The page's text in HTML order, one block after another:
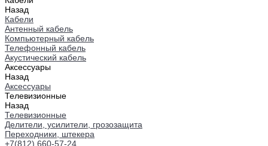
Назад
Кабели
Антенный кабель
Компьютерный кабель
Телефонный кабель
Акустический кабель
Аксессуары
Назад
Аксессуары
Телевизионные
Назад
Телевизионные
Делители, усилители, грозозащита
Переходники, штекера
+7(812) 660-57-24